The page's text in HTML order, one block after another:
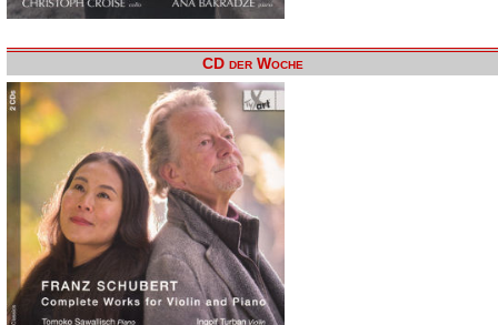
CD der Woche